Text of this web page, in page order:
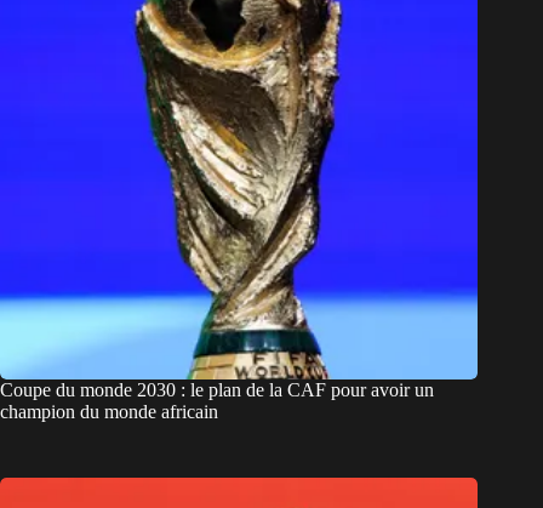
Coupe du monde 2030 : le plan de la CAF pour avoir un
champion du monde africain